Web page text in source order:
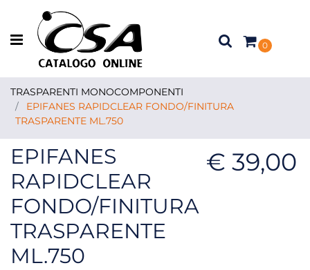
Open menu
0
TRASPARENTI MONOCOMPONENTI
EPIFANES RAPIDCLEAR FONDO/FINITURA
TRASPARENTE ML.750
EPIFANES
RAPIDCLEAR
FONDO/FINITURA
TRASPARENTE
ML.750
€ 39,00